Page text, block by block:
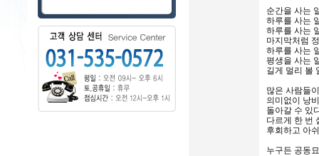
순간을 사는
하루를 사는
하루를 사는
마지막처럼
하루를 사는
평생을 사는
길게 멀리 볼
많은 사람들
의미없이 낭
돌아갈 수 있
다르게 한 번
후회하고 아
누구든 공동